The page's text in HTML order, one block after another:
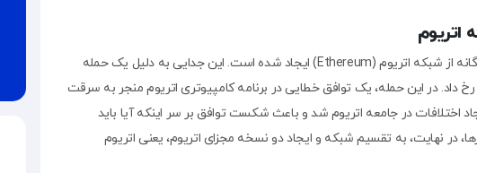
اتریوم
اتریوم کلاسیک (Ethereum Classic) از یک شاخه جداگانه از شبکه اتریوم (Ethereum) ایجاد شده است. این جدایی به دلیل یک حمله
انجام شد، رخ داد. در این حمله، یک توافق خطایی در برنامه کامپیوتری اتریوم منجر به سرقت
اختلافات در جامعه اتریوم شد و باعث شکست توافق بر سر اینکه آیا باید
در نهایت، به تقسیم شبکه و ایجاد دو نسخه مجزای اتریوم، یعنی اتریوم